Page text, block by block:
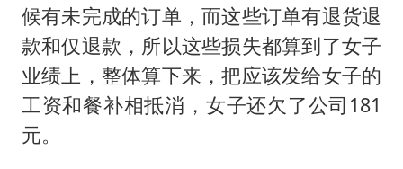
候有未完成的订单，而这些订单有退货退
款和仅退款，所以这些损失都算到了女子
业绩上，整体算下来，把应该发给女子的
工资和餐补相抵消，女子还欠了公司181
元。